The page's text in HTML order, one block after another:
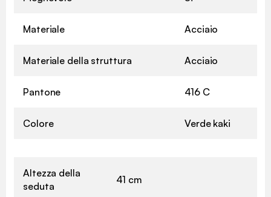
Materiale Acciaio
Materiale della struttura Acciaio
Pantone 416 C
Colore Verde kaki
Altezza della
seduta
41 cm